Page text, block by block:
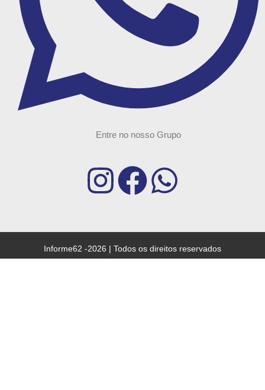
Entre no nosso Grupo
Informe62 -2026 | Todos os direitos reservados